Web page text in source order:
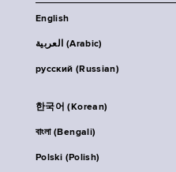
English
العربية (Arabic)
русский (Russian)
한국어 (Korean)
বাংলা (Bengali)
Polski (Polish)